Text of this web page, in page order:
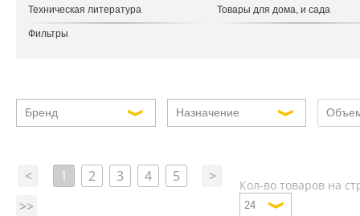
Техническая литература Товары для дома, и сада
Фильтры
Бренд Назначение
< 1 2 3 4 5
>
>>
Кол-во товаров на